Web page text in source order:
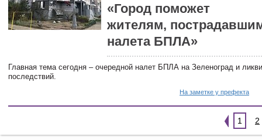
«Город поможет
жителям,
налета БПЛА»
Главная тема сегодня – очередной налет БПЛА на Зеленоград и
последствий.
На заметке у префекта
1 2